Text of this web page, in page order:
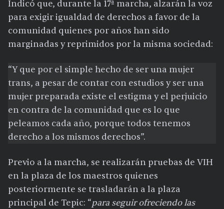
Indicó que, durante la 17ª marcha, alzarán la voz
para exigir igualdad de derechos a favor de la
comunidad quienes por años han sido
marginadas y reprimidos por la misma sociedad:
“Y que por el simple hecho de ser una mujer
trans, a pesar de contar con estudios y ser una
mujer preparada existe el estigma y el perjuicio
en contra de la comunidad que es lo que
peleamos cada año, porque todos tenemos
derecho a los mismos derechos”.
Previo a la marcha, se realizarán pruebas de VIH
en la plaza de los maestros quienes
posteriormente se trasladarán a la plaza
principal de Tepic: “para seguir ofreciendo las